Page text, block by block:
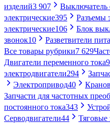
изделий3 907 Выключатель
электрические395 Разъемы
электрические106 Блок
звонок10 Разветвители
Все товары рубрики7 629
Двигатели переменного тока
электродвигатели294
Электропривод40
Запчасти для частотных
постоянного тока343
Серводвигатели44 Тяговые